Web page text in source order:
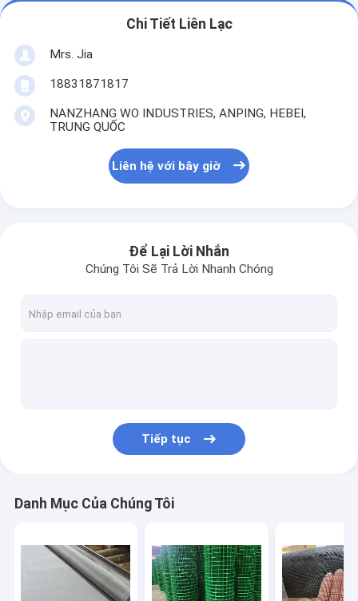
Chi Tiết Liên Lạc
Mrs. Jia
18831871817
NANZHANG WO INDUSTRIES, ANPING, HEBEI,
TRUNG QUỐC
Liên hệ với bây giờ
Để Lại Lời Nhắn
Chúng Tôi Sẽ Trả Lời Nhanh Chóng
Tiếp tục
Danh Mục Của Chúng Tôi